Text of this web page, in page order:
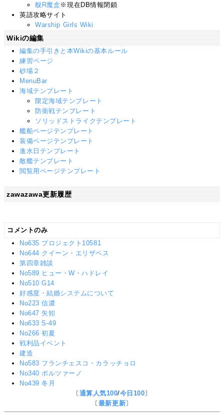
舰R魔盒 ※現在DB情報閉鎖
英語攻略サイト
Warship Girls Wiki
Wikiの編集
編集の手引きと本Wikiの基本ルール
練習ページ
砂場２
MenuBar
海域テンプレート
限定海域テンプレート
防衛戦テンプレート
ソリッドストライクテンプレート
艦船ページテンプレート
装備ページテンプレート
進水日テンプレート
敵艦テンプレート
閲覧用ページテンプレート
zawazawa更新履歴
コメントのみ
No635 プロジェクト10581
No644 クイーン・エリザベス
第四章雑談
No589 ヒュー・W・ハドレイ
No510 G14
好感度・結婚システムについて
No223 信濃
No647 矢矧
No633 S-49
No266 初夏
戦利品イベント
建造
No583 フランチェスコ・カラッチョロ
No340 ボルツァーノ
No439 冬月
〔通算人気100/今日100〕
〔最新更新〕